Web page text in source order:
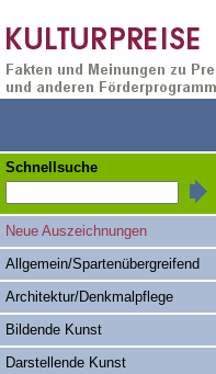
Schnellsuche
Neue Auszeichnungen
Allgemein/Spartenübergreifend
Architektur/Denkmalpflege
Bildende Kunst
Darstellende Kunst